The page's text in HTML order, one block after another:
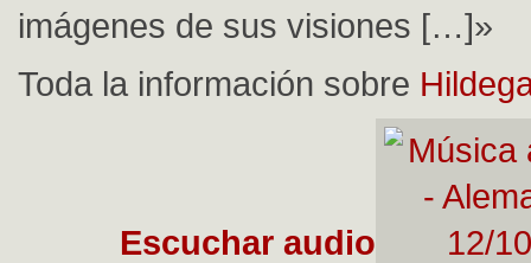
imágenes de sus visiones […]»
Toda la información sobre
Escuchar audio